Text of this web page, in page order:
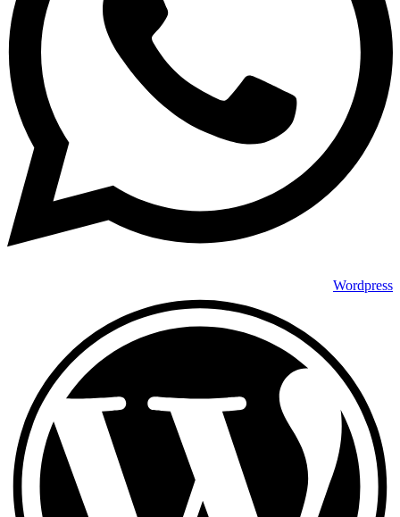
Wordpress